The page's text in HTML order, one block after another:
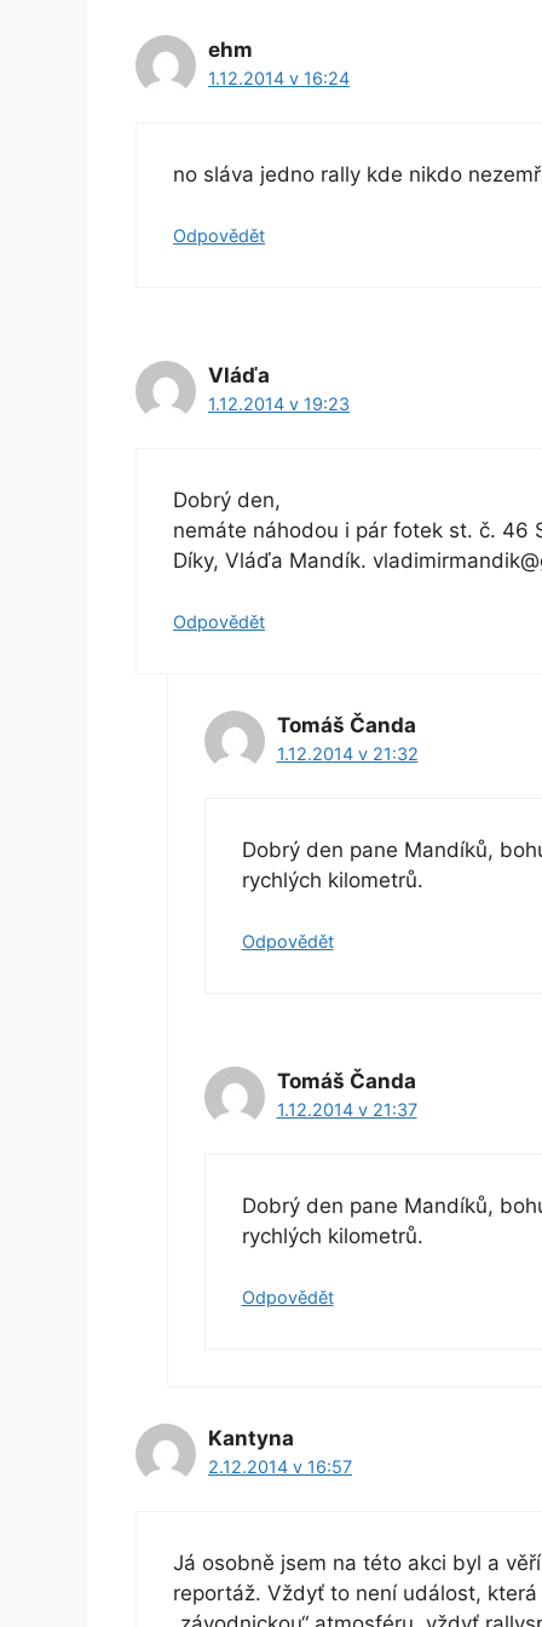
ehm
1.12.2014 v 16:24
no sláva jedno rally kde nikdo
Odpovědět
Vláďa
1.12.2014 v 19:23
Dobrý den,
nemáte náhodou i pár fotek st. č. 46
Díky, Vláďa Mandík.
Odpovědět
Tomáš Čanda
1.12.2014 v 21:32
Dobrý den pane Mandíků,
rychlých kilometrů.
Odpovědět
Tomáš Čanda
1.12.2014 v 21:37
Dobrý den pane Mandíků,
rychlých kilometrů.
Odpovědět
Kantyna
2.12.2014 v 16:57
Já osobně jsem na této akci byl a
reportáž. Vždyť to není událost,